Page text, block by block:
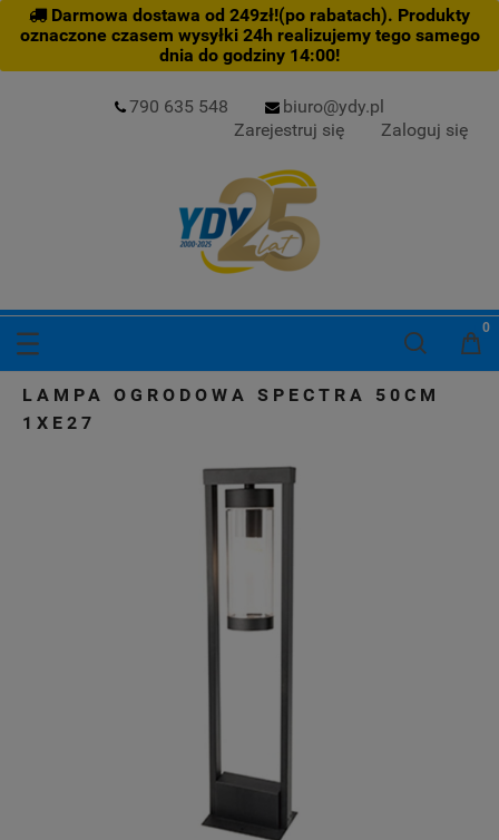
Darmowa dostawa od 249zł!(po rabatach). Produkty
oznaczone czasem wysyłki 24h realizujemy tego samego
dnia do godziny 14:00!
790 635 548
biuro@ydy.pl
Zarejestruj się
Zaloguj się
LAMPA OGRODOWA SPECTRA 50CM
1XE27